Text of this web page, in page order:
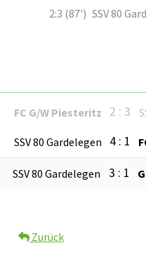
2:3 (87') SSV 80
FC G/W Piesteritz 2 : 3
SSV 80 Gardelegen 4 : 1
SSV 80 Gardelegen 3 : 1
Zurück